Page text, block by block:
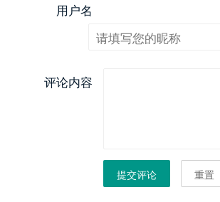
用户名
评论内容
提交评论 重置